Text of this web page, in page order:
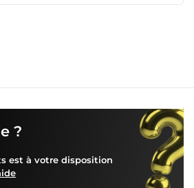
?
est à votre disposition